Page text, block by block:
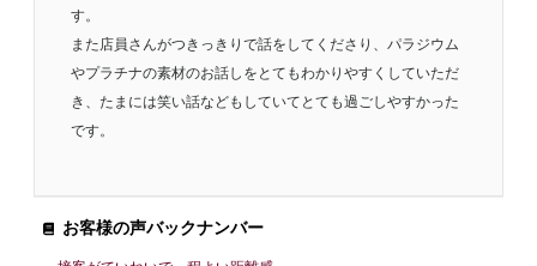
す。
また店員さんがつきっきりで話をしてくださり、パラジウム
やプラチナの素材のお話しをとてもわかりやすくしていただ
き、たまには笑い話などもしていてとても過ごしやすかった
です。
お客様の声バックナンバー